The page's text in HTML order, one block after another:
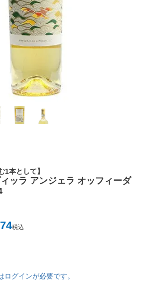
1本として】
ッラ アンジェラ オッフィーダ
税込
グインが必要です。